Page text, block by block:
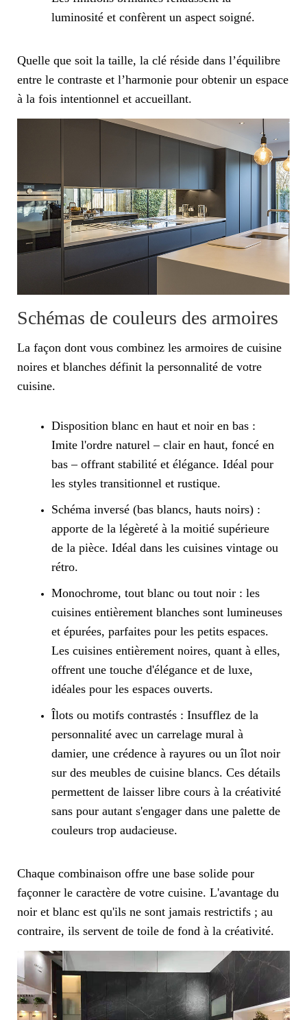
luminosité et confèrent un aspect soigné.
Quelle que soit la taille, la clé réside dans l’équilibre
entre le contraste et l’harmonie pour obtenir un espace
à la fois intentionnel et accueillant.
Schémas de couleurs des armoires
La façon dont vous combinez les armoires de cuisine
noires et blanches définit la personnalité de votre
cuisine.
Disposition blanc en haut et noir en bas :
Imite l'ordre naturel – clair en haut, foncé en
bas – offrant stabilité et élégance. Idéal pour
les styles transitionnel et rustique.
Schéma inversé (bas blancs, hauts noirs) :
apporte de la légèreté à la moitié supérieure
de la pièce. Idéal dans les cuisines vintage ou
rétro.
Monochrome, tout blanc ou tout noir : les
cuisines entièrement blanches sont lumineuses
et épurées, parfaites pour les petits espaces.
Les cuisines entièrement noires, quant à elles,
offrent une touche d'élégance et de luxe,
idéales pour les espaces ouverts.
Îlots ou motifs contrastés : Insufflez de la
personnalité avec un carrelage mural à
damier, une crédence à rayures ou un îlot noir
sur des meubles de cuisine blancs. Ces détails
permettent de laisser libre cours à la créativité
sans pour autant s'engager dans une palette de
couleurs trop audacieuse.
Chaque combinaison offre une base solide pour
façonner le caractère de votre cuisine. L'avantage du
noir et blanc est qu'ils ne sont jamais restrictifs ; au
contraire, ils servent de toile de fond à la créativité.